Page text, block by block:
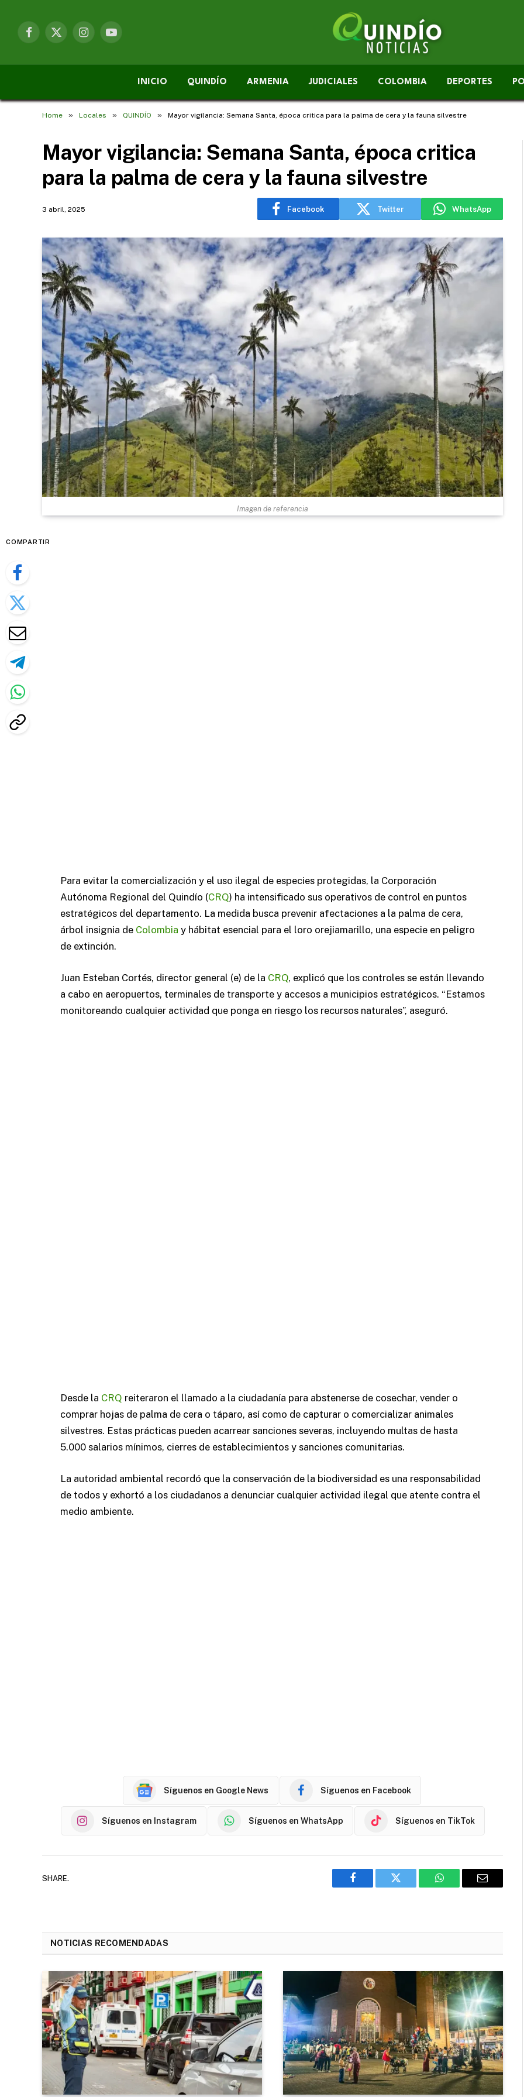
Facebook
X
InstagramYouTube
INICIO QUINDÍO ARMENIA JUDICIALES COLOMBIA DEPORTES
Home » Locales » QUINDÍO » Mayor vigilancia: Semana Santa, época critica para la palma de cera y la fauna silvestre
Mayor vigilancia: Semana Santa, época critica
para la palma de cera y la fauna silvestre
3 abril, 2025 Facebook Twitter WhatsApp
Imagen de referencia
COMPARTIR
Para evitar la comercialización y el uso ilegal de especies protegidas, la Corporación
Autónoma Regional del Quindío (CRQ) ha intensificado sus operativos de control en puntos
estratégicos del departamento. La medida busca prevenir afectaciones a la palma de cera,
árbol insignia de Colombia y hábitat esencial para el loro orejiamarillo, una especie en peligro
de extinción.
Juan Esteban Cortés, director general (e) de la CRQ, explicó que los controles se están llevando
a cabo en aeropuertos, terminales de transporte y accesos a municipios estratégicos. “Estamos
monitoreando cualquier actividad que ponga en riesgo los recursos naturales”, aseguró.
Desde la CRQ reiteraron el llamado a la ciudadanía para abstenerse de cosechar, vender o
comprar hojas de palma de cera o táparo, así como de capturar o comercializar animales
silvestres. Estas prácticas pueden acarrear sanciones severas, incluyendo multas de hasta
5.000 salarios mínimos, cierres de establecimientos y sanciones comunitarias.
La autoridad ambiental recordó que la conservación de la biodiversidad es una responsabilidad
de todos y exhortó a los ciudadanos a denunciar cualquier actividad ilegal que atente contra el
medio ambiente.
Síguenos en Google News Síguenos en Facebook
Síguenos en Instagram Síguenos en WhatsApp Síguenos en TikTok
SHARE.
Facebook Twitter WhatsAppEmail
NOTICIAS RECOMENDADAS